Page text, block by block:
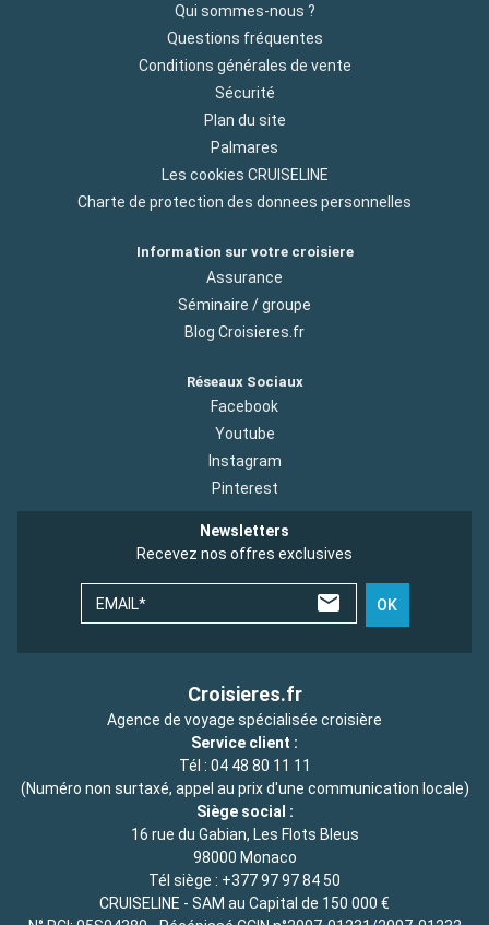
Qui sommes-nous ?
Questions fréquentes
Conditions générales de vente
Sécurité
Plan du site
Palmares
Les cookies CRUISELINE
Charte de protection des donnees personnelles
Information sur votre croisiere
Assurance
Séminaire / groupe
Blog Croisieres.fr
Réseaux Sociaux
Facebook
Youtube
Instagram
Pinterest
Newsletters
Recevez nos offres exclusives
EMAIL* OK
Croisieres.fr
Agence de voyage spécialisée croisière
Service client :
Tél : 04 48 80 11 11
(Numéro non surtaxé, appel au prix d'une communication locale)
Siège social :
16 rue du Gabian, Les Flots Bleus
98000 Monaco
Tél siège : +377 97 97 84 50
CRUISELINE - SAM au Capital de 150 000 €